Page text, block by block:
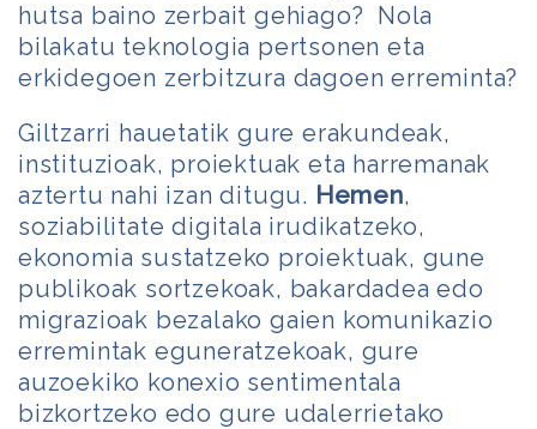
hutsa baino zerbait gehiago? Nola
bilakatu teknologia pertsonen eta
erkidegoen zerbitzura dagoen erreminta?
Giltzarri hauetatik gure erakundeak,
instituzioak, proiektuak eta harremanak
aztertu nahi izan ditugu. Hemen,
soziabilitate digitala irudikatzeko,
ekonomia sustatzeko proiektuak, gune
publikoak sortzekoak, bakardadea edo
migrazioak bezalako gaien komunikazio
erremintak eguneratzekoak, gure
auzoekiko konexio sentimentala
bizkortzeko edo gure udalerrietako